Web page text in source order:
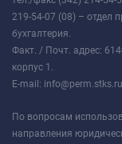
219-54-07 (08) – отдел
бухгалтерия.
Факт. / Почт. адрес:
корпус 1.
E-mail:
По вопросам
направления